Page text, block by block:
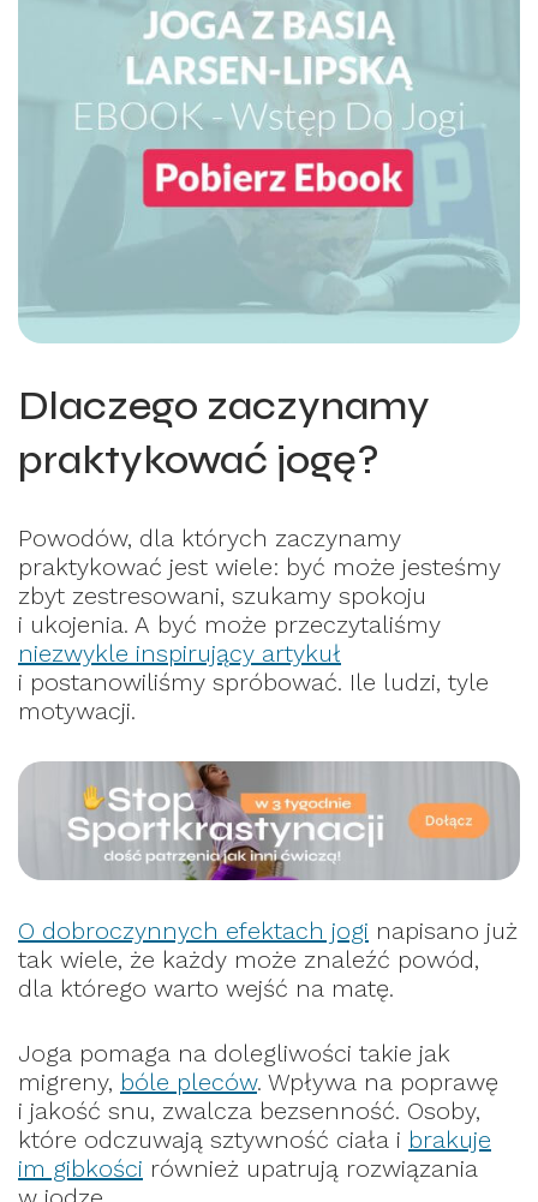
Dlaczego zaczynamy
praktykować jogę?
Powodów, dla których zaczynamy
praktykować jest wiele: być może jesteśmy
zbyt zestresowani, szukamy spokoju
i ukojenia. A być może przeczytaliśmy
niezwykle inspirujący artykuł
i postanowiliśmy spróbować. Ile ludzi, tyle
motywacji.
O dobroczynnych efektach jogi napisano już
tak wiele, że każdy może znaleźć powód,
dla którego warto wejść na matę.
Joga pomaga na dolegliwości takie jak
migreny, bóle pleców. Wpływa na poprawę
i jakość snu, zwalcza bezsenność. Osoby,
które odczuwają sztywność ciała i brakuje
im gibkości również upatrują rozwiązania